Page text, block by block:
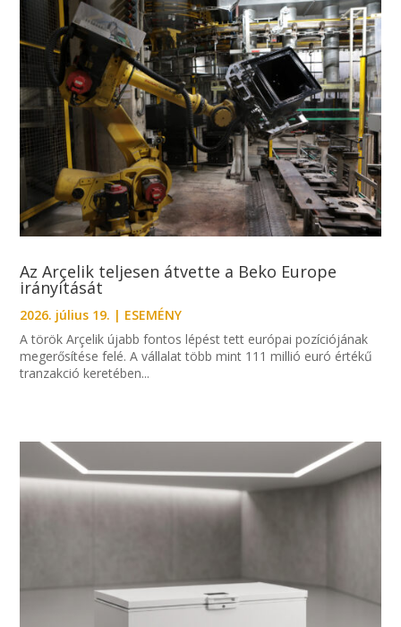
Az Arçelik teljesen átvette a Beko Europe
irányítását
2026. július 19. | ESEMÉNY
A török Arçelik újabb fontos lépést tett európai pozíciójának
megerősítése felé. A vállalat több mint 111 millió euró értékű
tranzakció keretében...